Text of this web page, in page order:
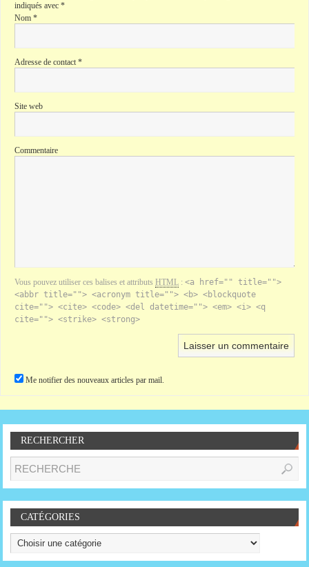
indiqués avec *
Nom *
Adresse de contact *
Site web
Commentaire
Vous pouvez utiliser ces balises et attributs HTML : <a href="" title="">
<abbr title=""> <acronym title=""> <b> <blockquote
cite=""> <cite> <code> <del datetime=""> <em> <i> <q
cite=""> <strike> <strong>
Me notifier des nouveaux articles par mail.
RECHERCHER
CATÉGORIES